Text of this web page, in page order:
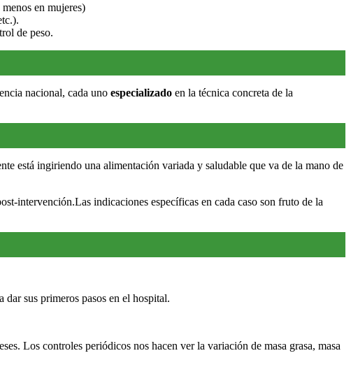
en mujeres)
de peso.
nacional, cada uno especializado en la técnica concreta de la
está ingiriendo una alimentación variada y saludable que va de la mano de
intervención.Las indicaciones específicas en cada caso son fruto de la
sus primeros pasos en el hospital.
Los controles periódicos nos hacen ver la variación de masa grasa, masa